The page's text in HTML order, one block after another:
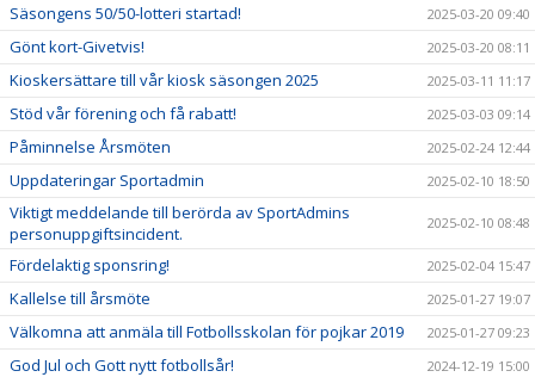
Säsongens 50/50-lotteri startad! 2025-03-20 09:40
Gönt kort-Givetvis! 2025-03-20 08:11
Kioskersättare till vår kiosk säsongen 2025 2025-03-11 11:17
Stöd vår förening och få rabatt! 2025-03-03 09:14
Påminnelse Årsmöten 2025-02-24 12:44
Uppdateringar Sportadmin 2025-02-10 18:50
Viktigt meddelande till berörda av SportAdmins
personuppgiftsincident.
2025-02-10 08:48
Fördelaktig sponsring! 2025-02-04 15:47
Kallelse till årsmöte 2025-01-27 19:07
Välkomna att anmäla till Fotbollsskolan för pojkar 2019 2025-01-27 09:23
God Jul och Gott nytt fotbollsår! 2024-12-19 15:00